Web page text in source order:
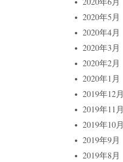
2020年5月
2020年4月
2020年3月
2020年2月
2020年1月
2019年12月
2019年11月
2019年10月
2019年9月
2019年8月